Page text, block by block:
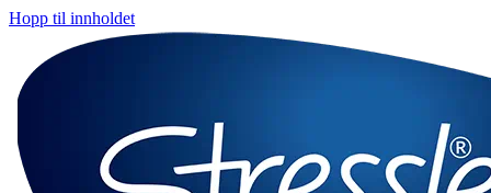
Hopp til innholdet